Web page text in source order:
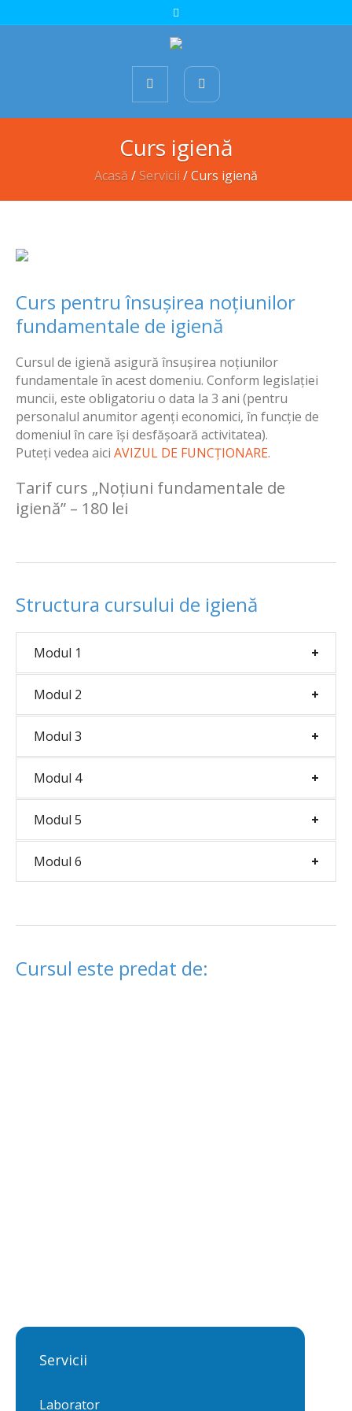
Curs igienă
Acasă / Servicii /Curs igienă
Curs pentru însușirea noțiunilor
fundamentale de igienă
Cursul de igienă asigură însușirea noțiunilor
fundamentale în acest domeniu. Conform legislației
muncii, este obligatoriu o data la 3 ani (pentru
personalul anumitor agenți economici, în funcție de
domeniul în care își desfășoară activitatea).
Puteți vedea aici AVIZUL DE FUNCȚIONARE.
Tarif curs „Noțiuni fundamentale de
igienă” – 180 lei
Structura cursului de igienă
Modul 1
Modul 2
Modul 3
Modul 4
Modul 5
Modul 6
Cursul este predat de:
Servicii
Laborator